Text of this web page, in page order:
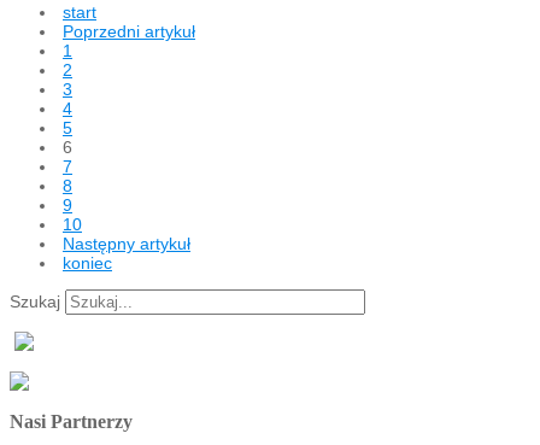
start
Poprzedni artykuł
1
2
3
4
5
6
7
8
9
10
Następny artykuł
koniec
Szukaj
Nasi Partnerzy